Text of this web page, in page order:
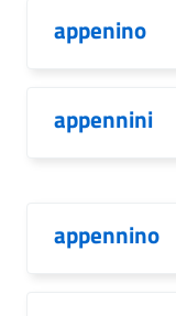
appenino
appennini
appennino